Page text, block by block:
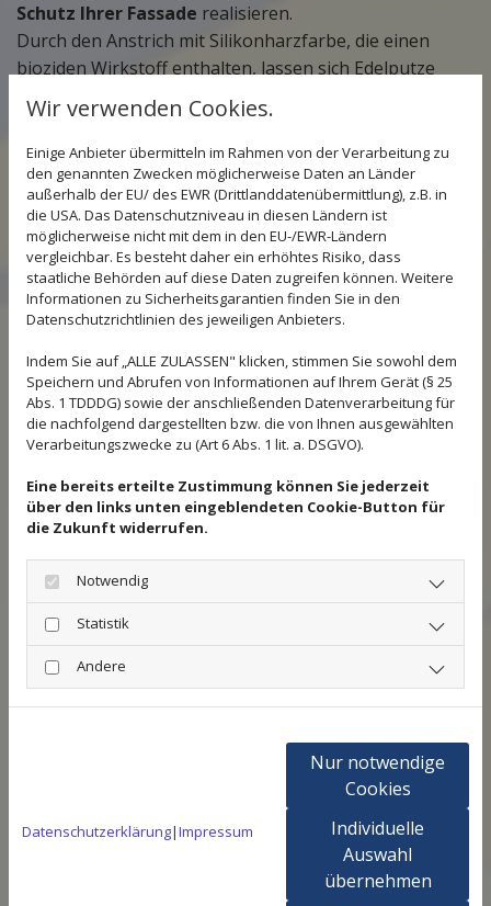
Schutz Ihrer Fassade realisieren.
Durch den Anstrich mit Silikonharzfarbe, die einen
bioziden Wirkstoff enthalten, lassen sich Edelputze
nachhaltig vor Algen- und Schimmelbefall
schützen
Auch Ihren Innenbereich können wir mit Edelputzen
aufwerten, beispielsweise bei der dekorativen
Gestaltung Ihres Treppenhauses.
Wir verwenden Cookies.
Einige Anbieter übermitteln im Rahmen von der Verarbeitung zu
den genannten Zwecken möglicherweise Daten an Länder
außerhalb der EU/ des EWR (Drittlanddatenübermittlung), z.B. in
die USA. Das Datenschutzniveau in diesen Ländern ist
möglicherweise nicht mit dem in den EU-/EWR-Ländern
vergleichbar. Es besteht daher ein erhöhtes Risiko, dass
staatliche Behörden auf diese Daten zugreifen können. Weitere
Informationen zu Sicherheitsgarantien finden Sie in den
Datenschutzrichtlinien des jeweiligen Anbieters.
Indem Sie auf „ALLE ZULASSEN" klicken, stimmen Sie sowohl dem
Speichern und Abrufen von Informationen auf Ihrem Gerät (§ 25
Abs. 1 TDDDG) sowie der anschließenden Datenverarbeitung für
die nachfolgend dargestellten bzw. die von Ihnen ausgewählten
Verarbeitungszwecke zu (Art 6 Abs. 1 lit. a. DSGVO).
Eine bereits erteilte Zustimmung können Sie jederzeit
über den links unten eingeblendeten Cookie-Button für
die Zukunft widerrufen.
Notwendig
Statistik
Andere
Datenschutzerklärung|Impressum
Nur notwendige
Cookies
Individuelle
Auswahl
übernehmen